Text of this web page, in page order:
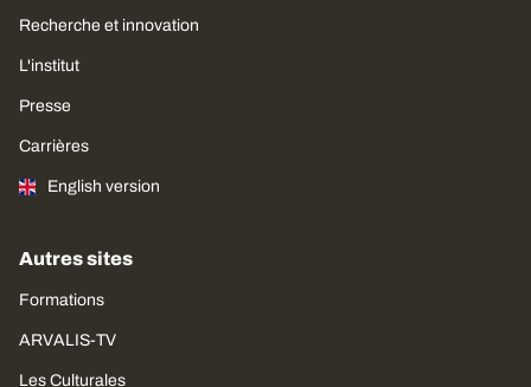
Recherche et innovation
L'institut
Presse
Carrières
English version
Autres sites
Formations
ARVALIS-TV
Les Culturales